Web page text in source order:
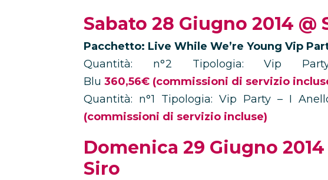
Sabato 28 Giugno 2014 @
Pacchetto: Live While We’re Young Vip
Quantità: n°2 Tipologia: Vip
Blu 360,56€ (commissioni di servizio
Quantità: n°1 Tipologia: Vip Party – I
(commissioni di servizio incluse)
Domenica 29 Giugno 2014
Siro